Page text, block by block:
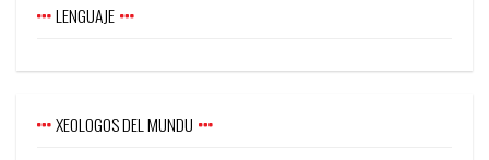
LENGUAJE
XEOLOGOS DEL MUNDU